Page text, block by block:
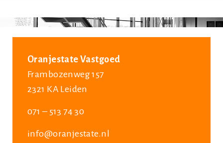
Oranjestate Vastgoed
Frambozenweg 157
2321 KA Leiden
071 – 513 74 30
info@oranjestate.nl